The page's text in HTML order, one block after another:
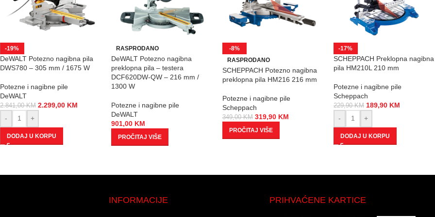
-19%
DeWALT Potezno nagibna pila
DWS780 – 305 mm / 1675 W
Potezne i nagibne pile
DeWALT
2.841,00KM 2.299,00 KM
-
+
DODAJ U KORPU
RASPRODANO
DeWALT Potezno nagibna
preklopna pila – testera
DCF620DW-QW – 216 mm /
1300 W
Potezne i nagibne pile
DeWALT
901,00 KM
PROČITAJ VIŠE
-8%
RASPRODANO
SCHEPPACH Potezno nagibna
preklopna pila HM216 216 mm
Potezne i nagibne pile
Scheppach
349,00KM 319,90 KM
PROČITAJ VIŠE
-17%
SCHEPPACH Preklopna nagibna
pila HM210L 210 mm
Potezne i nagibne pile
Scheppach
229,90KM 189,90 KM
-
+
DODAJ U KORPU
INFORMACIJE PRIHVAĆENE KARTICE